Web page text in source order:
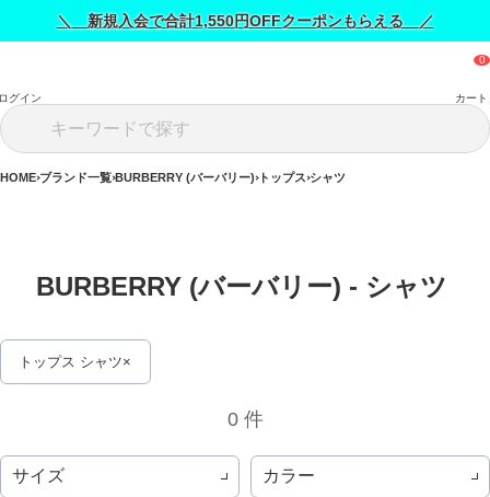
＼ 新規入会で合計1,550円OFFクーポンもらえる ／
グイン カート
HOME ブランド一覧 BURBERRY (バーバリー) トップス シャツ
BURBERRY (バーバリー) - シャツ
トップス シャツ
0 件
サイズ カラー